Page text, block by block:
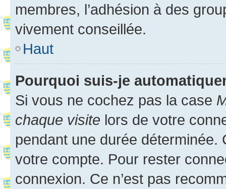
membres, l’adhésion à des
vivement conseillée.
Haut
Pourquoi suis-je
Si vous ne cochez pas la case
chaque visite lors de votre
pendant une durée déterminée.
votre compte. Pour rester
connexion. Ce n’est pas